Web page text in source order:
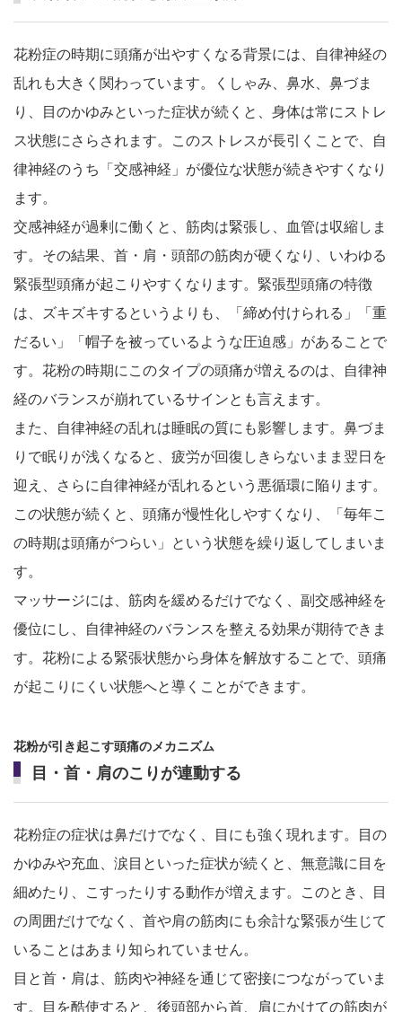
花粉症の時期に頭痛が出やすくなる背景には、自律神経の
乱れも大きく関わっています。くしゃみ、鼻水、鼻づま
り、目のかゆみといった症状が続くと、身体は常にストレ
ス状態にさらされます。このストレスが長引くことで、自
律神経のうち「交感神経」が優位な状態が続きやすくなり
ます。
交感神経が過剰に働くと、筋肉は緊張し、血管は収縮しま
す。その結果、首・肩・頭部の筋肉が硬くなり、いわゆる
緊張型頭痛が起こりやすくなります。緊張型頭痛の特徴
は、ズキズキするというよりも、「締め付けられる」「重
だるい」「帽子を被っているような圧迫感」があることで
す。花粉の時期にこのタイプの頭痛が増えるのは、自律神
経のバランスが崩れているサインとも言えます。
また、自律神経の乱れは睡眠の質にも影響します。鼻づま
りで眠りが浅くなると、疲労が回復しきらないまま翌日を
迎え、さらに自律神経が乱れるという悪循環に陥ります。
この状態が続くと、頭痛が慢性化しやすくなり、「毎年こ
の時期は頭痛がつらい」という状態を繰り返してしまいま
す。
マッサージには、筋肉を緩めるだけでなく、副交感神経を
優位にし、自律神経のバランスを整える効果が期待できま
す。花粉による緊張状態から身体を解放することで、頭痛
が起こりにくい状態へと導くことができます。
花粉が引き起こす頭痛のメカニズム
目・首・肩のこりが連動する
花粉症の症状は鼻だけでなく、目にも強く現れます。目の
かゆみや充血、涙目といった症状が続くと、無意識に目を
細めたり、こすったりする動作が増えます。このとき、目
の周囲だけでなく、首や肩の筋肉にも余計な緊張が生じて
いることはあまり知られていません。
目と首・肩は、筋肉や神経を通じて密接につながっていま
す。目を酷使すると、後頭部から首、肩にかけての筋肉が